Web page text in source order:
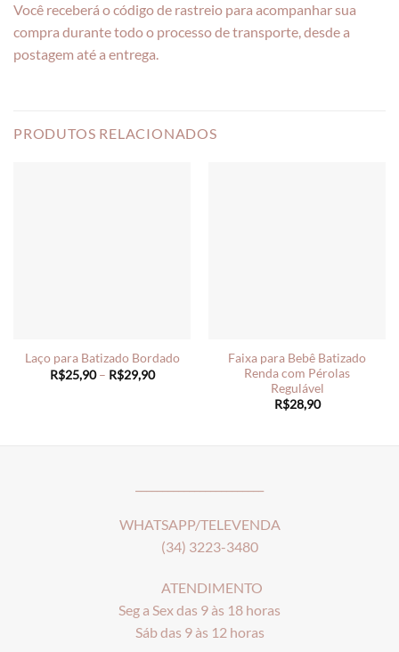
Você receberá o código de rastreio para acompanhar sua
compra durante todo o processo de transporte, desde a
postagem até a entrega.
PRODUTOS RELACIONADOS
Laço para Batizado Bordado
R$25,90 – R$29,90Price
Faixa para Bebê Batizado
Renda com Pérolas
Regulável
R$28,90
WHATSAPP/TELEVENDA
(34) 3223-3480
ATENDIMENTO
Seg a Sex das 9 às 18 horas
Sáb das 9 às 12 horas